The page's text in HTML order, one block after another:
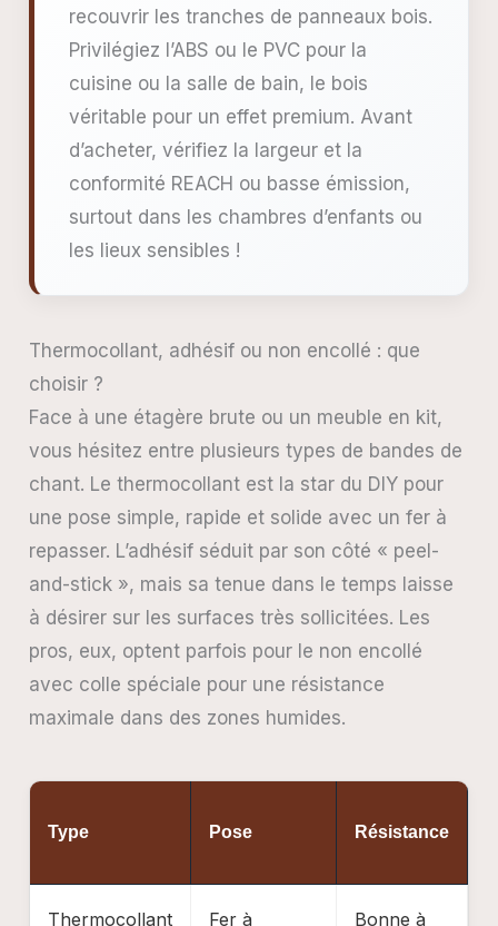
recouvrir les tranches de panneaux bois.
Privilégiez l’ABS ou le PVC pour la
cuisine ou la salle de bain, le bois
véritable pour un effet premium. Avant
d’acheter, vérifiez la largeur et la
conformité REACH ou basse émission,
surtout dans les chambres d’enfants ou
les lieux sensibles !
Thermocollant, adhésif ou non encollé : que
choisir ?
Face à une étagère brute ou un meuble en kit,
vous hésitez entre plusieurs types de bandes de
chant. Le thermocollant est la star du DIY pour
une pose simple, rapide et solide avec un fer à
repasser. L’adhésif séduit par son côté « peel-
and-stick », mais sa tenue dans le temps laisse
à désirer sur les surfaces très sollicitées. Les
pros, eux, optent parfois pour le non encollé
avec colle spéciale pour une résistance
maximale dans des zones humides.
Type Pose Résistance
Thermocollant
Fer à
Bonne à